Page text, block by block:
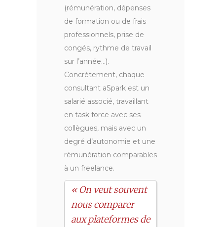
(rémunération, dépenses
de formation ou de frais
professionnels, prise de
congés, rythme de travail
sur l’année…).
Concrètement, chaque
consultant aSpark est un
salarié associé, travaillant
en task force avec ses
collègues, mais avec un
degré d’autonomie et une
rémunération comparables
à un freelance.
« On veut souvent
nous comparer
aux plateformes de